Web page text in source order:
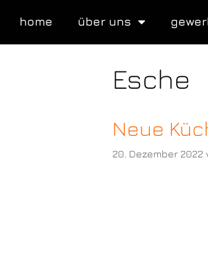
home über uns
Esche
Neue
20. Dezember 2022